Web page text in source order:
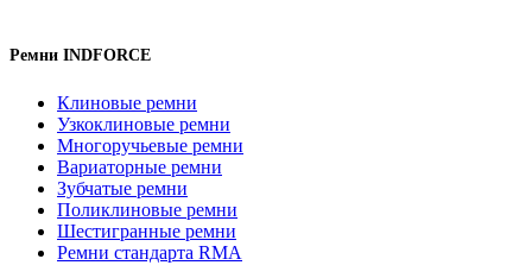
Ремни INDFORCE
Клиновые ремни
Узкоклиновые ремни
Многоручьевые ремни
Вариаторные ремни
Зубчатые ремни
Поликлиновые ремни
Шестигранные ремни
Ремни стандарта RMA